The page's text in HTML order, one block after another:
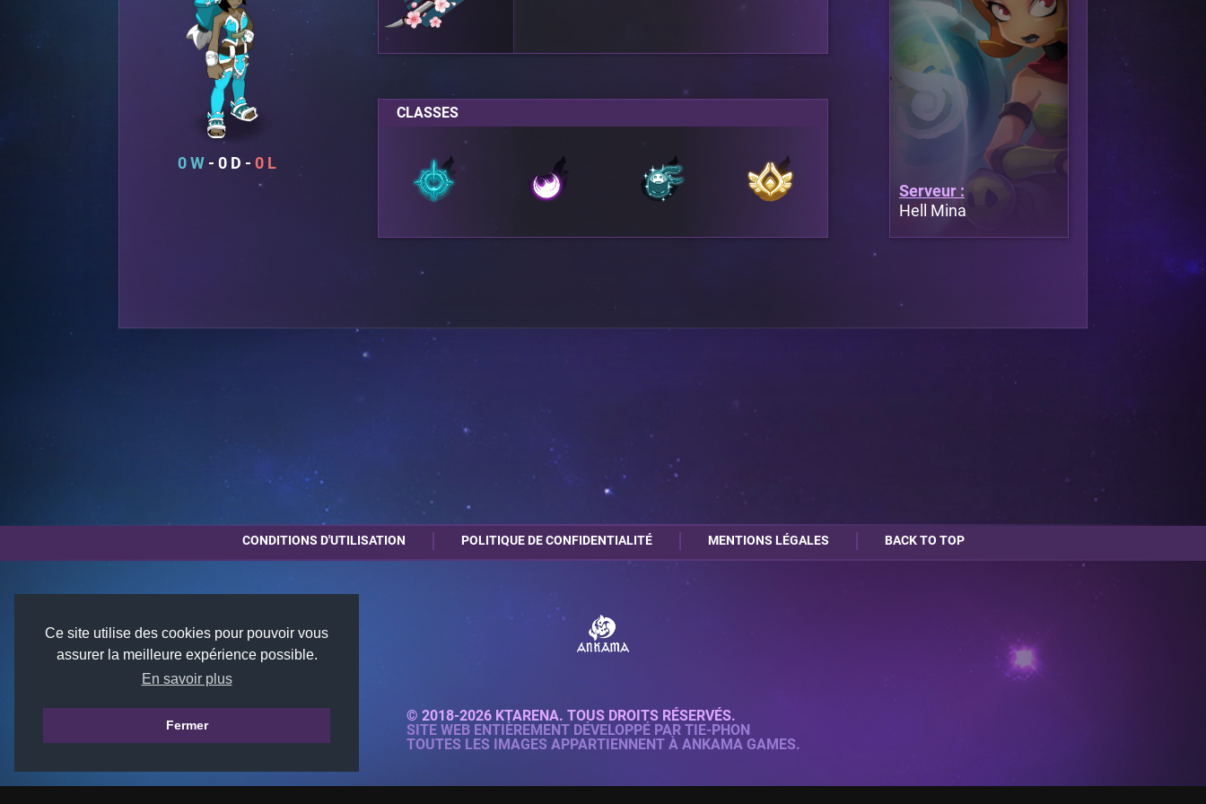
Ce site utilise des cookies pour pouvoir vous
assurer la meilleure expérience possible.
En savoir plus
Fermer
0 0 0
CLASSES
Serveur :
Hell Mina
CONDITIONS D'UTILISATION POLITIQUE DE CONFIDENTIALITÉ MENTIONS LÉGALES BACK TO TOP
© 2018-2026 KTARENA. TOUS DROITS RÉSERVÉS.
SITE WEB ENTIÈREMENT DÉVELOPPÉ PAR TIE-PHON
TOUTES LES IMAGES APPARTIENNENT À ANKAMA GAMES.